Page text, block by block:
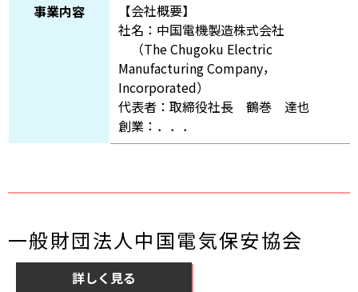
事業内容
【会社概要】
社名：中国電機製造株式会社
（The Chugoku Electric
Manufacturing Company，
Incorporated）
代表者：取締役社長 鶴巻 達也
創業：．．．
一般財団法人中国電気保安協会
詳しく見る